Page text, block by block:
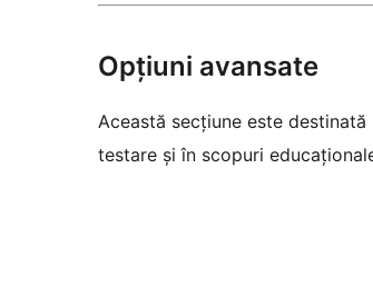
Opțiuni avansate
Această secțiune este
testare și în scopuri